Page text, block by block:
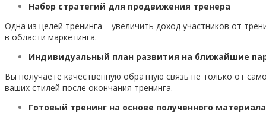
Набор стратегий для продвижения тренера
Одна из целей тренинга – увеличить доход участников от
в области маркетинга.
Индивидуальный план развития на ближайшие
Вы получаете качественную обратную связь не только от
ваших стилей после окончания тренинга.
Готовый тренинг на основе полученного материала